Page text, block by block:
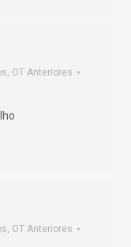
, OT Anteriores
, OT Anteriores